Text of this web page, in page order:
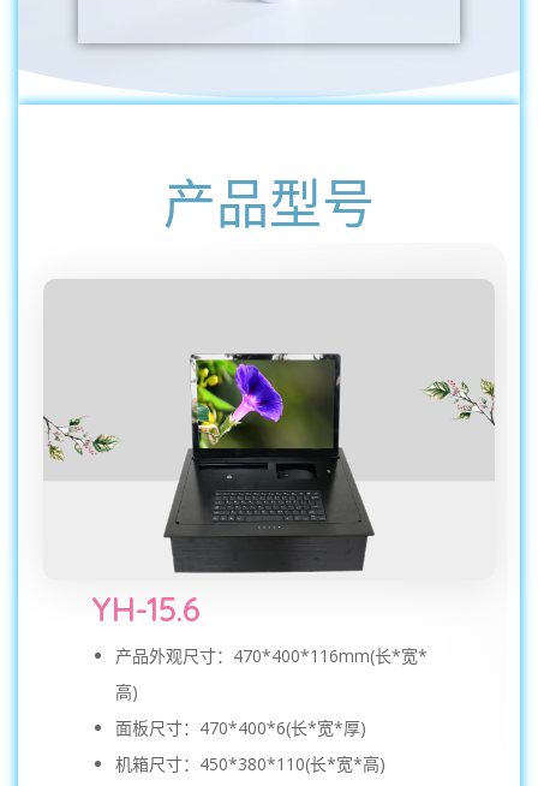
产品型号
YH-15.6
产品外观尺寸：470*400*116mm(长*宽*
高)
面板尺寸：470*400*6(长*宽*厚)
机箱尺寸：450*380*110(长*宽*高)